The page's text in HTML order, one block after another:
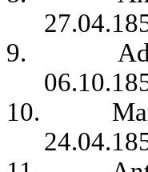
9.
10.